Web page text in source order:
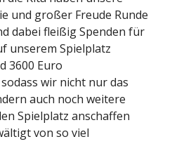
und großer Freude Runde
dabei fleißig Spenden für
unserem Spielplatz
3600 Euro
wir nicht nur das
auch noch weitere
Spielplatz anschaffen
von so viel